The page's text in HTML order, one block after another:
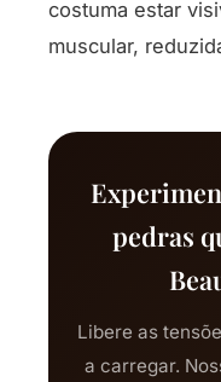
costuma estar
muscular,
pedras
Libere as
a carregar.